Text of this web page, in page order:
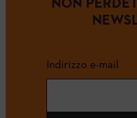
Indirizzo e-mail